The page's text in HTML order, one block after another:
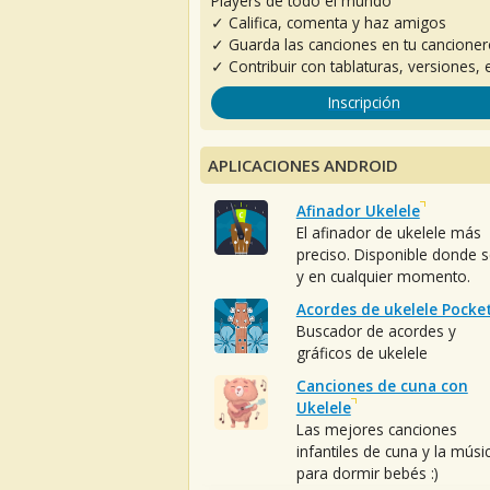
✓ Califica, comenta y haz amigos
✓ Guarda las canciones en tu
✓ Contribuir con tablaturas, versiones,
Inscripción
APLICACIONES ANDROID
Afinador Ukelele
El afinador de ukelele más
preciso. Disponible donde
y en cualquier momento.
Acordes de ukelele
Buscador de acordes y
gráficos de ukelele
Canciones de cuna con
Ukelele
Las mejores canciones
infantiles de cuna y la
para dormir bebés :)